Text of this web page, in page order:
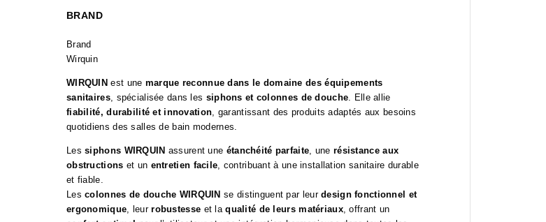
BRAND
Brand
Wirquin
WIRQUIN est une marque reconnue dans le domaine des équipements
sanitaires, spécialisée dans les siphons et colonnes de douche. Elle allie
fiabilité, durabilité et innovation, garantissant des produits adaptés aux besoins
quotidiens des salles de bain modernes.
Lessiphons WIRQUIN assurent une étanchéité parfaite, une résistance aux
obstructions et un entretien facile, contribuant à une installation sanitaire durable
et fiable.
Lescolonnes de douche WIRQUIN se distinguent par leurdesign fonctionnel et
ergonomique, leurrobustesse et laqualité de leurs matériaux, offrant un